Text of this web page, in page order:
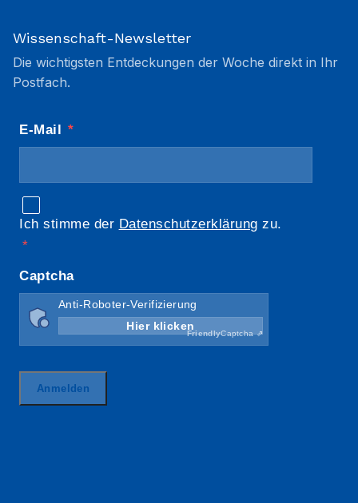
Wissenschaft-Newsletter
Die wichtigsten Entdeckungen der Woche direkt in Ihr
Postfach.